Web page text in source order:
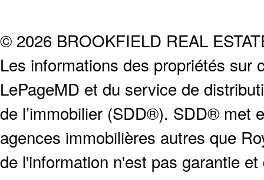
© 2026 BROOKFIELD REAL
Les informations des propriétés sur
LePageMD et du service de
de l’immobilier (SDD®). SDD® met
agences immobilières autres que
de l'information n'est pas garantie